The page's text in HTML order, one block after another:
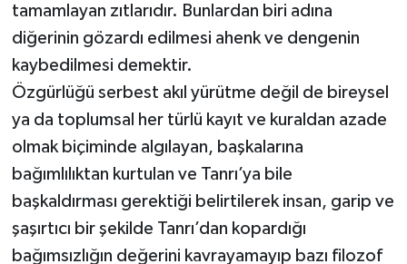
tamamlayan zıtlarıdır. Bunlardan biri adına
diğerinin gözardı edilmesi ahenk ve dengenin
kaybedilmesi demektir.
Özgürlüğü serbest akıl yürütme değil de bireysel
ya da toplumsal her türlü kayıt ve kuraldan azade
olmak biçiminde algılayan, başkalarına
bağımlılıktan kurtulan ve Tanrı’ya bile
başkaldırması gerektiği belirtilerek insan, garip ve
şaşırtıcı bir şekilde Tanrı’dan kopardığı
bağımsızlığın değerini kavrayamayıp bazı filozof